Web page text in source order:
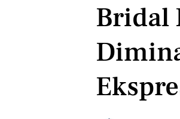
Bridal